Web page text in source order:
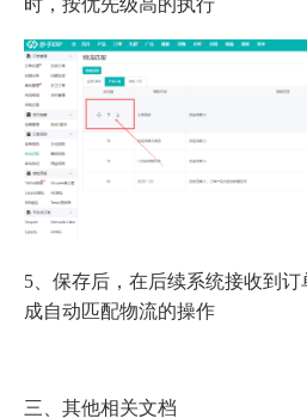
5、保存后，在后续系统接收到
成自动匹配物流的操作
三、其他相关文档